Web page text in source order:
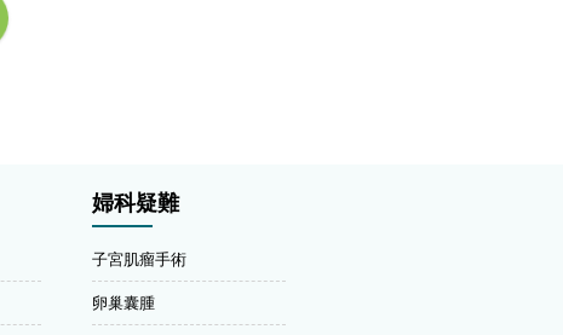
婦科疑難
子宮肌瘤手術
卵巢囊腫